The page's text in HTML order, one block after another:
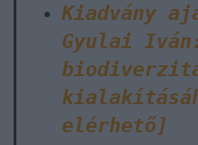
Kiadvány
Gyulai
elérhető]